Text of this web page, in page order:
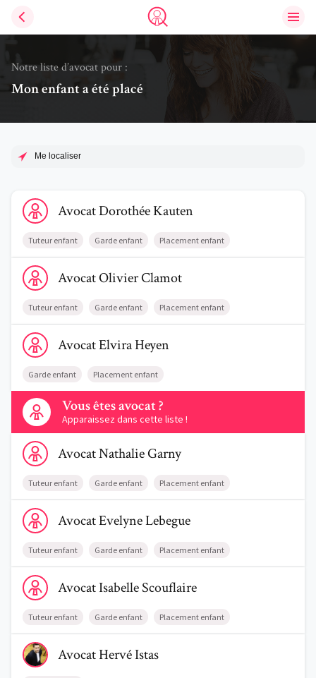
Trouve un avocat
Notre liste d’avocat pour :
Mon enfant a été placé
Me localiser
Voir le profil de AvocatDorothée Kauten
AvocatDorothéeKauten
Tuteur enfant Garde enfant Placement enfant
Voir le profil de AvocatOlivier Clamot
AvocatOlivierClamot
Tuteur enfant Garde enfant Placement enfant
Voir le profil de AvocatElvira Heyen
AvocatElviraHeyen
Garde enfant Placement enfant
Vous êtes avocat ?
Apparaissez dans cette liste !
Contactez-nous
Voir le profil de AvocatNathalie Garny
AvocatNathalieGarny
Tuteur enfant Garde enfant Placement enfant
Voir le profil de AvocatEvelyne Lebegue
AvocatEvelyneLebegue
Tuteur enfant Garde enfant Placement enfant
Voir le profil de AvocatIsabelle Scouflaire
AvocatIsabelleScouflaire
Tuteur enfant Garde enfant Placement enfant
Voir le profil de AvocatHervé Istas
AvocatHervéIstas